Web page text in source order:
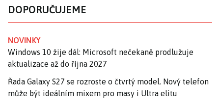
DOPORUČUJEME
NOVINKY
Windows 10 žije dál: Microsoft nečekaně prodlužuje
aktualizace až do října 2027
Řada Galaxy S27 se rozroste o čtvrtý model. Nový telefon
může být ideálním mixem pro masy i Ultra elitu